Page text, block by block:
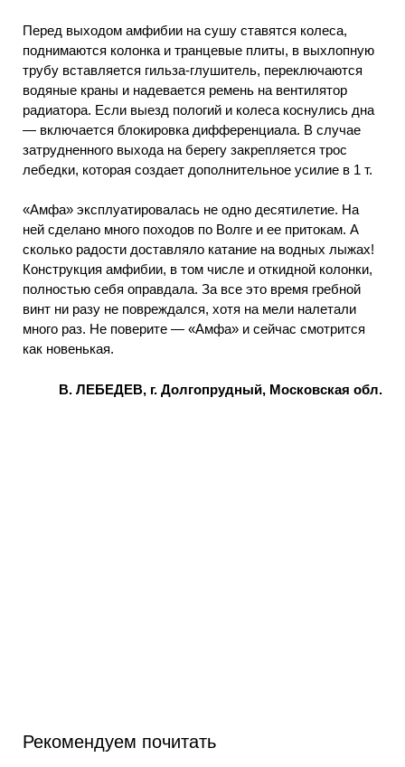
Перед выходом амфибии на сушу ставятся колеса,
поднимаются колонка и транцевые плиты, в выхлопную
трубу вставляется гильза-глушитель, переключаются
водяные краны и надевается ремень на вентилятор
радиатора. Если выезд пологий и колеса коснулись дна
— включается блокировка дифференциала. В случае
затрудненного выхода на берегу закрепляется трос
лебедки, которая создает дополнительное усилие в 1 т.
«Амфа» эксплуатировалась не одно десятилетие. На
ней сделано много походов по Волге и ее притокам. А
сколько радости доставляло катание на водных лыжах!
Конструкция амфибии, в том числе и откидной колонки,
полностью себя оправдала. За все это время гребной
винт ни разу не повреждался, хотя на мели налетали
много раз. Не поверите — «Амфа» и сейчас смотрится
как новенькая.
В. ЛЕБЕДЕВ, г. Долгопрудный, Московская обл.
Рекомендуем почитать